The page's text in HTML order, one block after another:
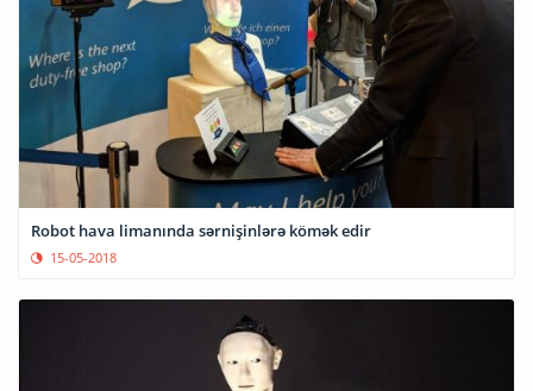
Robot hava limanında sərnişinlərə kömək edir
15-05-2018